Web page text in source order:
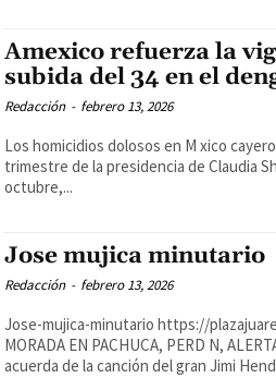
Amexico refuerza la
subida del 34 en el
Redacción - febrero 13, 2026
Los homicidios dolosos en M xico
trimestre de la presidencia de Claudia
octubre,...
Jose mujica minutario
Redacción - febrero 13, 2026
Jose-mujica-minutario https://
MORADA EN PACHUCA, PERD N,
acuerda de la canción del gran Jimi